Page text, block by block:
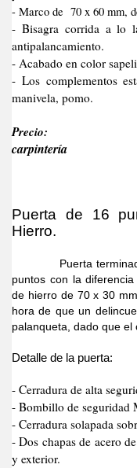
- Marco de 70 x 60 mm,
- Bisagra corrida a lo
antipalancamiento.
- Acabado en color
- Los complementos
manivela, pomo.
Precio:
carpintería
Puerta de 16
Hierro.
Puerta terminada
puntos con la
de hierro de 70 x 30
hora de que un
palanqueta, dado que
Detalle de la puerta:
- Cerradura de alta
- Bombillo de seguridad
- Cerradura solapada
- Dos chapas de acero
y exterior.